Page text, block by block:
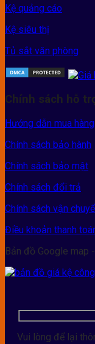
Kệ quảng cáo
Kệ siêu thị
Tủ sắt văn phòng
Chính sách hỗ
Hướng dẫn mua hàng
Chính sách bảo hành
Chính sách bảo mật
Chính sách đổi trả
Chính sách vận
Điều khoản thanh
Bản đồ Google map
Vui lòng để lại